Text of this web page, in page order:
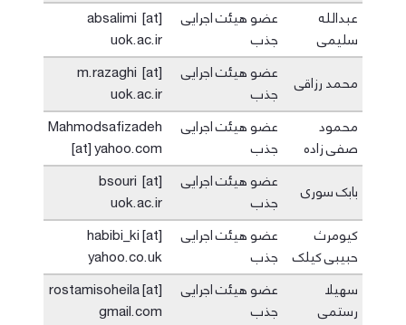
عبدالله
سلیمی
عضو هیئت اجرایی
جذب
absalimi [at]
uok.ac.ir
محمد رزاقی
عضو هیئت اجرایی
جذب
m.razaghi [at]
uok.ac.ir
محمود
صفی زاده
عضو هیئت اجرایی
جذب
Mahmodsafizadeh
[at] yahoo.com
بابک سوری
عضو هیئت اجرایی
جذب
bsouri [at]
uok.ac.ir
کیومرث
حبیبی کیلک
عضو هیئت اجرایی
جذب
habibi_ki [at]
yahoo.co.uk
سهیلا
رستمی
عضو هیئت اجرایی
جذب
rostamisoheila [at]
gmail.com